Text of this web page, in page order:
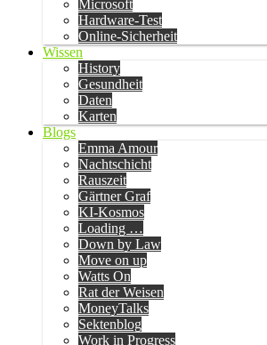
Microsoft
Hardware-Test
Online-Sicherheit
Wissen
History
Gesundheit
Daten
Karten
Blogs
Emma Amour
Nachtschicht
Rauszeit
Gärtner Graf
KI-Kosmos
Loading …
Down by Law
Move on up
Watts On
Rat der Weisen
MoneyTalks
Sektenblog
Work in Progress